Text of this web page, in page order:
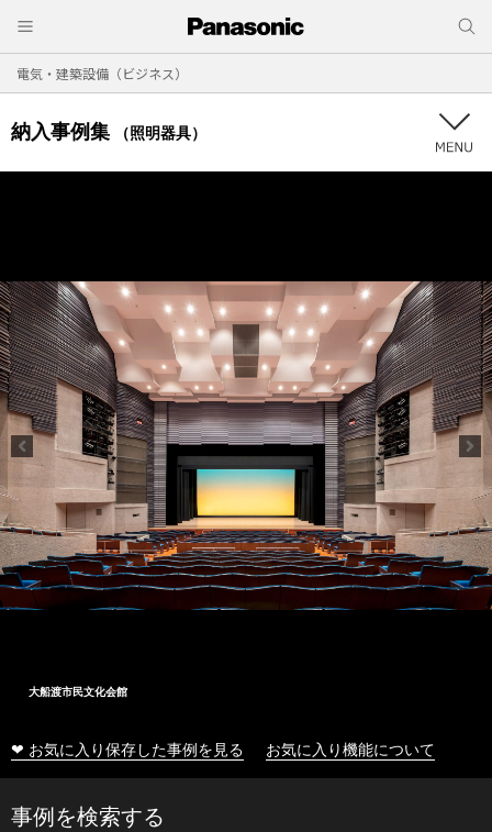
電気・建築設備（ビジネス）
納入事例集 （照明器具）
大船渡市民文化会館
❤ お気に入り保存した事例を見る お気に入り機能について
事例を検索する